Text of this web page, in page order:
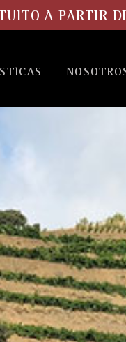
A PARTIR